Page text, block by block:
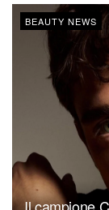
BEAUTY NEWS
Il campione